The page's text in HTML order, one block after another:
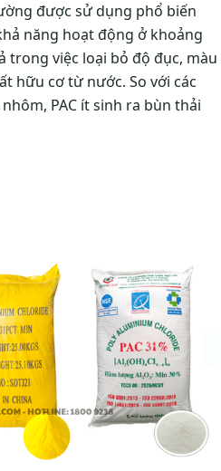
được sử dụng phổ biến
năng hoạt động ở khoảng
trong việc loại bỏ độ đục, màu
hữu cơ từ nước. So với các
PAC ít sinh ra bùn thải